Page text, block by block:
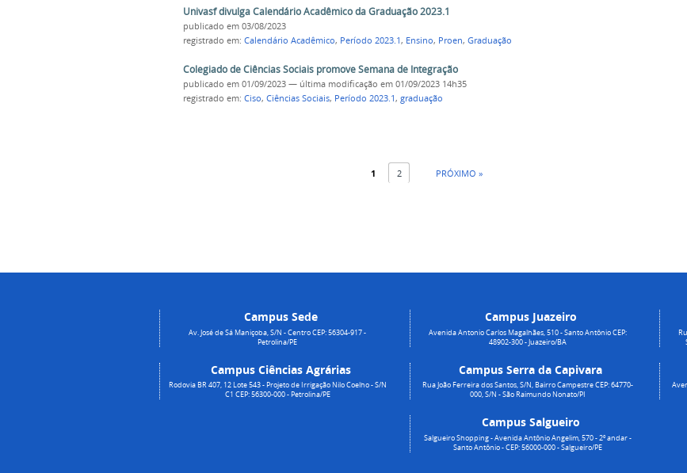
Univasf divulga Calendário Acadêmico da Graduação 2023.1
publicado em 03/08/2023
registrado em: Calendário Acadêmico, Período 2023.1, Ensino, Proen, Graduação
Colegiado de Ciências Sociais promove Semana de Integração
publicado em 01/09/2023 — última modificação em 01/09/2023 14h35
registrado em: Ciso, Ciências Sociais, Período 2023.1, graduação
1 2 PRÓXIMO »
Campus Sede
Av. José de Sá Maniçoba, S/N - Centro CEP: 56304-917 -
Petrolina/PE
Campus Ciências Agrárias
Rodovia BR 407, 12 Lote 543 - Projeto de Irrigação Nilo Coelho - S/N
C1 CEP: 56300-000 - Petrolina/PE
Campus Juazeiro
Avenida Antonio Carlos Magalhães, 510 - Santo Antônio CEP:
48902-300 - Juazeiro/BA
Campus Serra da Capivara
Rua João Ferreira dos Santos, S/N, Bairro Campestre CEP: 64770-
000, S/N - São Raimundo Nonato/PI
Campus Salgueiro
Salgueiro Shopping - Avenida Antônio Angelim, 570 - 2º andar -
Santo Antônio - CEP: 56000-000 - Salgueiro/PE